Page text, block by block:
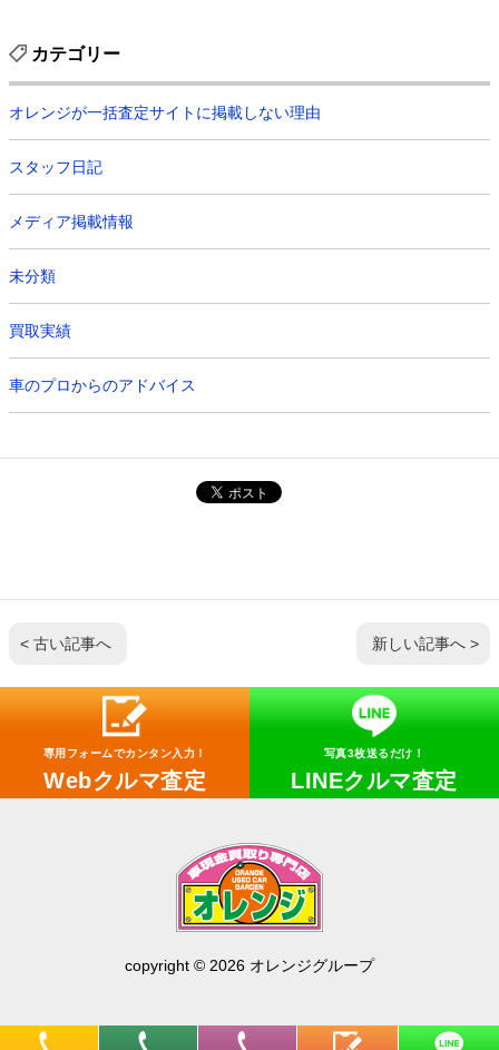
カテゴリー
オレンジが一括査定サイトに掲載しない理由
スタッフ日記
メディア掲載情報
未分類
買取実績
車のプロからのアドバイス
< 古い記事へ 新しい記事へ >
専用フォームでカンタン入力！
Webクルマ査定
写真3枚送るだけ！
LINEクルマ査定
copyright © 2026 オレンジグループ